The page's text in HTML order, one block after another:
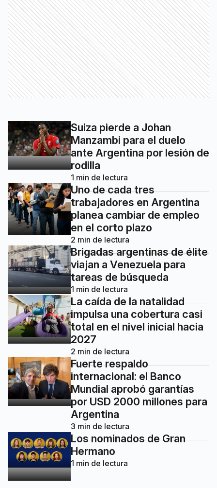
Suiza pierde a Johan
Manzambi para el duelo
ante Argentina por lesión de
rodilla
1 min de lectura
Uno de cada tres
trabajadores en Argentina
planea cambiar de empleo
en el corto plazo
2 min de lectura
Brigadas argentinas de élite
viajan a Venezuela para
tareas de búsqueda
1 min de lectura
La caída de la natalidad
impulsa una cobertura casi
total en el nivel inicial hacia
2027
2 min de lectura
Fuerte respaldo
internacional: el Banco
Mundial aprobó garantías
por USD 2000 millones para
Argentina
3 min de lectura
Los nominados de Gran
Hermano
1 min de lectura